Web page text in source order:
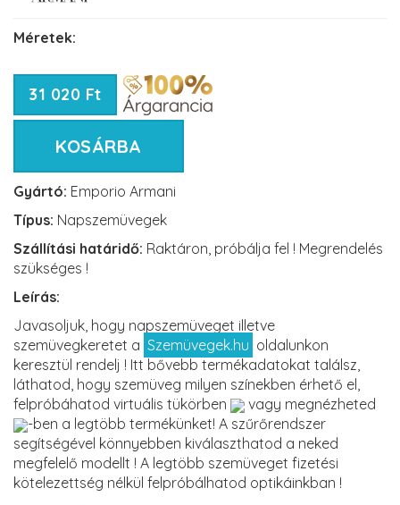
Méretek:
31 020 Ft
KOSÁRBA
Gyártó: Emporio Armani
Típus: Napszemüvegek
Szállítási határidő: Raktáron, próbálja fel ! Megrendelés
szükséges !
Leírás:
Javasoljuk, hogy napszemüveget illetve
szemüvegkeretet a Szemüvegek.hu oldalunkon
keresztül rendelj ! Itt bővebb termékadatokat találsz,
láthatod, hogy szemüveg milyen színekben érhető el,
felpróbáhatod virtuális tükörben
vagy megnézheted
-ben a legtöbb termékünket! A szűrőrendszer
segítségével könnyebben kiválaszthatod a neked
megfelelő modellt ! A legtöbb szemüveget fizetési
kötelezettség nélkül felpróbálhatod optikáinkban !